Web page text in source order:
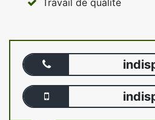
Travail de qualité